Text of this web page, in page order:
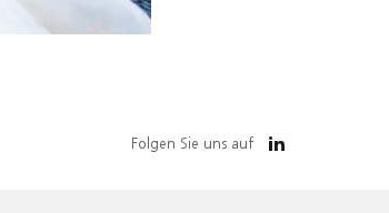
Folgen Sie uns auf